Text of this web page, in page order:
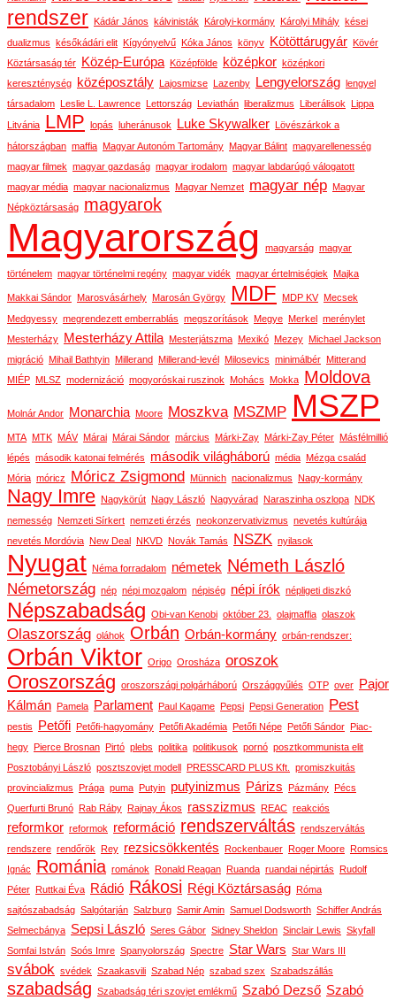
rendszer
Kádár János kálvinisták Károlyi-kormány Károlyi Mihály kései
dualizmus
későkádári elit Kígyónyelvű Kóka János könyv Kötöttárugyár
Kövér
Köztársaság tér
Közép-Európa Középfölde középkor középkori
kereszténység
középosztály Lajosmizse Lazenby Lengyelország
lengyel
társadalom
Leslie L. Lawrence Lettország Leviathán liberalizmus Liberálisok
Lippa
Litvánia
LMP lopás luheránusok Luke Skywalker
Lövészárkok a
hátországban maffia Magyar Autonóm Tartomány Magyar Bálint magyarellenesség
magyar filmek magyar gazdaság magyar irodalom magyar labdarúgó válogatott
magyar média magyar nacionalizmus Magyar Nemzet magyar nép Magyar
Népköztársaság magyarok
Magyarország magyarság magyar
történelem magyar történelmi regény magyar vidék magyar értelmiségiek Majka
Makkai Sándor Marosvásárhely Marosán György MDF MDP KV Mecsek
Medgyessy megrendezett emberrablás megszorítások Megye Merkel
merénylet
Mesterházy
Mesterházy Attila Mesterjátszma Mexikó Mezey Michael Jackson
migráció Mihail Bathtyin Millerand Millerand-levél Milosevics minimálbér Mitterand
MIÉP MLSZ modernizáció mogyoróskai ruszinok Mohács Mokka Moldova
Molnár Andor Monarchia Moore Moszkva MSZMP MSZP
MTA MTK MÁV Márai Márai Sándor március Márki-Zay Márki-Zay Péter Másfélmillió
lépés második katonai felmérés második világháború média Mézga család
Mória móricz Móricz Zsigmond Münnich nacionalizmus Nagy-kormány
Nagy Imre Nagykörút Nagy László Nagyvárad Naraszinha oszlopa NDK
nemesség Nemzeti Sírkert nemzeti érzés neokonzervativizmus nevetés kultúrája
nevetés Mordóvia New Deal NKVD Novák Tamás NSZK nyilasok
Nyugat Néma forradalom németek Németh László
Németország nép népi mozgalom népiség népi írók népligeti diszkó
Népszabadság Obi-van Kenobi október 23. olajmaffia olaszok
Olaszország oláhok Orbán Orbán-kormány orbán-rendszer:
Orbán Viktor Origo Orosháza oroszok
Oroszország oroszországi polgárháború Országgyűlés OTP over
Pajor
Kálmán
Pamela Parlament Paul Kagame Pepsi Pepsi Generation Pest
pestis Petőfi Petőfi-hagyomány Petőfi Akadémia Petőfi Népe Petőfi Sándor
Piac-
hegy
Pierce Brosnan Pirtó plebs politika politikusok pornó posztkommunista elit
Posztobányi László posztszovjet modell PRESSCARD PLUS Kft. promiszkuitás
provincializmus
Prága puma Putyin putyinizmus Párizs Pázmány
Pécs
Querfurti Brunó
Rab Ráby Rajnay Ákos rasszizmus REAC reakciós
reformkor reformok reformáció rendszerváltás rendszerváltás
rendszere rendőrök Rey rezsicsökkentés Rockenbauer Roger Moore
Romsics
Ignác
Románia románok Ronald Reagan Ruanda ruandai népirtás
Rudolf
Péter
Ruttkai Éva Rádió Rákosi Régi Köztársaság
Róma
sajtószabadság Salgótarján Salzburg Samir Amin Samuel Dodsworth Schiffer András
Selmecbánya Sepsi László Seres Gábor Sidney Sheldon Sinclair Lewis Skyfall
Somfai István Soós Imre Spanyolország Spectre Star Wars Star Wars III
svábok svédek Szaakasvili Szabad Nép szabad szex Szabadszállás
szabadság Szabadság téri szovjet emlékmű Szabó Dezső Szabó